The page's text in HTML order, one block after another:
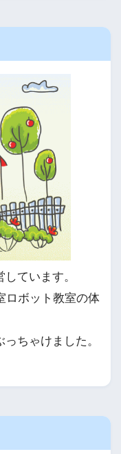
ています。
ロボット教室の体
ちゃけました。